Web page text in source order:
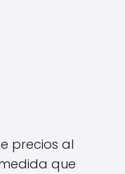
precios al
que